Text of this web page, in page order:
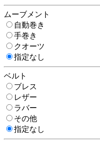
ムーブメント
自動巻き
手巻き
クオーツ
指定なし
ベルト
ブレス
レザー
ラバー
その他
指定なし